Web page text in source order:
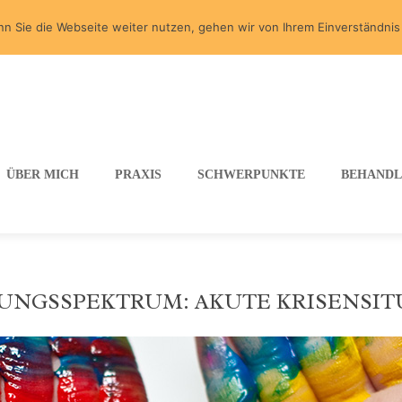
ÜBER MICH PRAXIS SCHWERPUNKTE
AKUTE
Sie die Webseite weiter nutzen, gehen wir von Ihrem Einverständnis